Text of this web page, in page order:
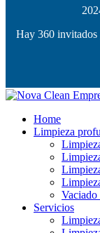
Hay 360 invitados
Home
Limpieza
Vaciado
Servicios